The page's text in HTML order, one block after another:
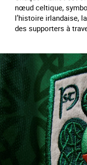
nœud celtique,
l’histoire irlandaise,
des supporters à